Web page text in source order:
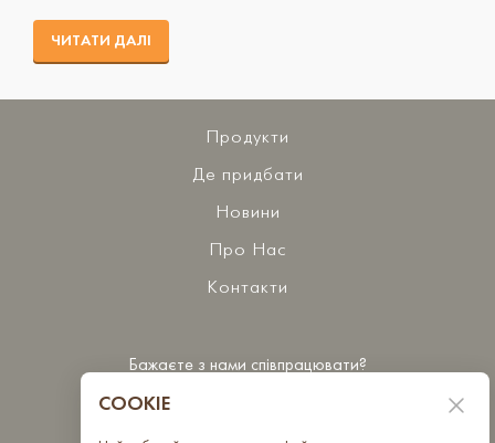
ЧИТАТИ ДАЛІ
Продукти
Де придбати
Новини
Про Нас
Контакти
Бажаєте з нами співпрацювати?
COOKIE